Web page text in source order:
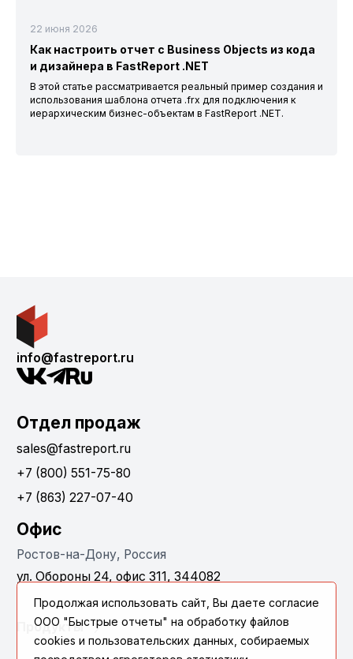
22 июня 2026
Как настроить отчет с Business Objects из кода
и дизайнера в FastReport .NET
В этой статье рассматривается реальный пример создания и
использования шаблона отчета .frx для подключения к
иерархическим бизнес-объектам в FastReport .NET.
info@fastreport.ru
Отдел продаж
sales@fastreport.ru
+7 (800) 551-75-80
+7 (863) 227-07-40
Офис
Ростов-на-Дону, Россия
ул. Обороны 24, офис 311, 344082
Продукты
Продолжая использовать сайт, Вы даете согласие
ООО "Быстрые отчеты" на обработку файлов
cookies и пользовательских данных, собираемых